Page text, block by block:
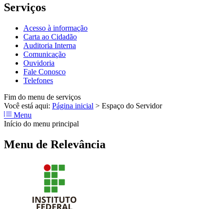
Serviços
Acesso à informação
Carta ao Cidadão
Auditoria Interna
Comunicação
Ouvidoria
Fale Conosco
Telefones
Fim do menu de serviços
Você está aqui: Página inicial > Espaço do Servidor
Menu
Início do menu principal
Menu de Relevância